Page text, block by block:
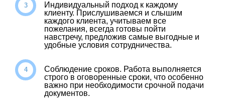
Индивидуальный подход к каждому
клиенту. Прислушиваемся и слышим
каждого клиента, учитываем все
пожелания, всегда готовы пойти
навстречу, предложив самые выгодные и
удобные условия сотрудничества.
Соблюдение сроков. Работа выполняется
строго в оговоренные сроки, что особенно
важно при необходимости срочной подачи
документов.